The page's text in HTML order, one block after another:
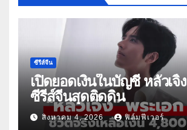
ซีรีส์จีน
เปิดยอดเงินในบัญชี หลัวเจิ้
ซีรีส์จีนสุดติดดิน
สิงหาคม 4, 2026 ฟิล์มฟีเวอร์